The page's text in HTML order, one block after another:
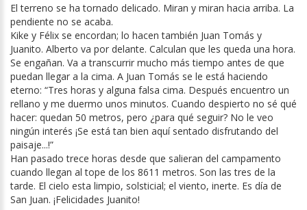
El terreno se ha tornado delicado. Miran y miran hacia arriba. La
pendiente no se acaba.
Kike y Félix se encordan; lo hacen también Juan Tomás y
Juanito. Alberto va por delante. Calculan que les queda una hora.
Se engañan. Va a transcurrir mucho más tiempo antes de que
puedan llegar a la cima. A Juan Tomás se le está haciendo
eterno: “Tres horas y alguna falsa cima. Después encuentro un
rellano y me duermo unos minutos. Cuando despierto no sé qué
hacer: quedan 50 metros, pero ¿para qué seguir? No le veo
ningún interés ¡Se está tan bien aquí sentado disfrutando del
paisaje...!”
Han pasado trece horas desde que salieran del campamento
cuando llegan al tope de los 8611 metros. Son las tres de la
tarde. El cielo esta limpio, solsticial; el viento, inerte. Es día de
San Juan. ¡Felicidades Juanito!